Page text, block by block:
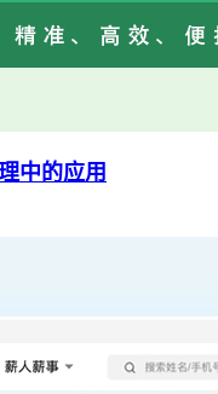
中的应用